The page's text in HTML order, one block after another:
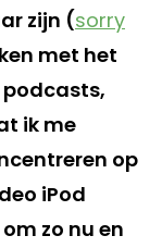
zijn (sorry
met het
ik me
op
iPod
zo nu en